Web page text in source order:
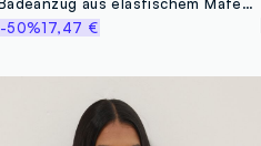
-50%17,47 €